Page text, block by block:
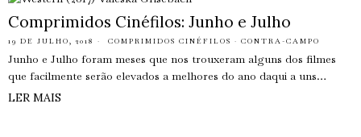
Comprimidos Cinéfilos: Junho e Julho
19 DE JULHO, 2018 COMPRIMIDOS CINÉFILOS · CONTRA-CAMPO
Junho e Julho foram meses que nos trouxeram alguns dos filmes
que facilmente serão elevados a melhores do ano daqui a uns…
LER MAIS